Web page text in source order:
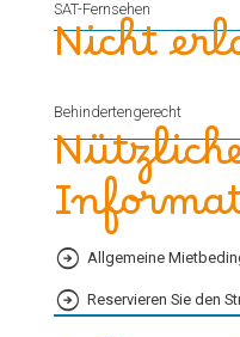
SAT-Fernsehen
Nicht
Behindertengerecht
Allgemeine
Reservieren Sie den